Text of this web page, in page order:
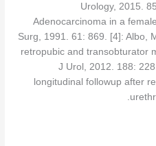
Urology, 2015.
Adenocarcinoma in a
Surg, 1991. 61: 869. [4]: Albo,
retropubic and transobturator
J Urol, 2012. 188:
longitudinal followup after